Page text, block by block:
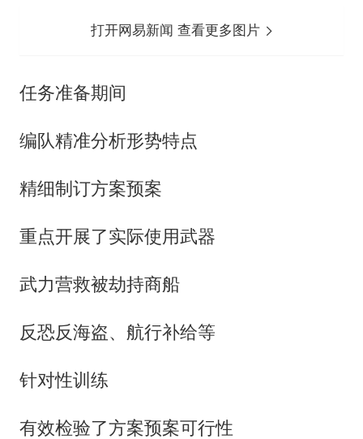
打开网易新闻 查看更多图片
任务准备期间
编队精准分析形势特点
精细制订方案预案
重点开展了实际使用武器
武力营救被劫持商船
反恐反海盗、航行补给等
针对性训练
有效检验了方案预案可行性